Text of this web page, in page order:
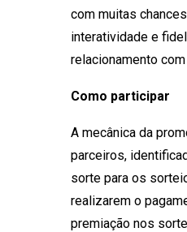
com muitas
interatividade e
relacionamento
Como participar
A mecânica da
parceiros,
sorte para os
realizarem o
premiação nos